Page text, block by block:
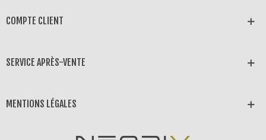
COMPTE CLIENT
SERVICE APRÈS-VENTE
MENTIONS LÉGALES